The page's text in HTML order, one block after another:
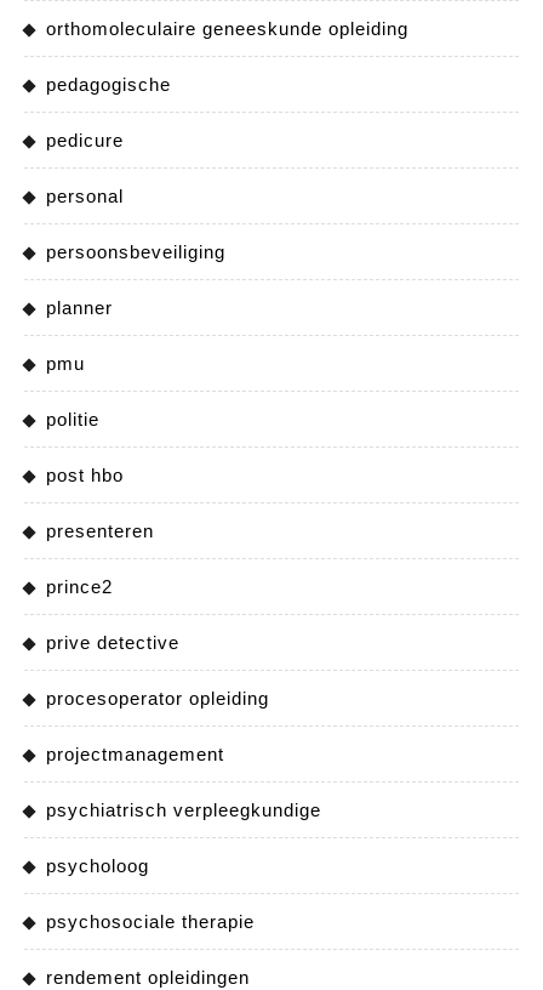
orthomoleculaire geneeskunde opleiding
pedagogische
pedicure
personal
persoonsbeveiliging
planner
pmu
politie
post hbo
presenteren
prince2
prive detective
procesoperator opleiding
projectmanagement
psychiatrisch verpleegkundige
psycholoog
psychosociale therapie
rendement opleidingen